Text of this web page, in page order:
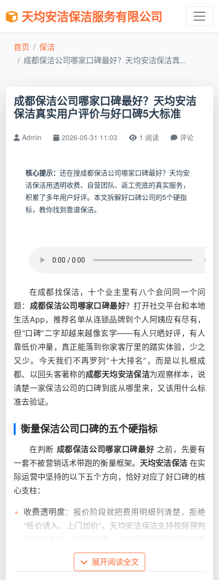
天均安洁保洁服务有限公司
首页
保洁
成都保洁公司哪家口碑最好？天均安洁保洁真...
成都保洁公司哪家口碑最好？天均安洁
保洁真实用户评价与好口碑5大标准
Admin 2026-05-31 11:03 1 阅读 评论
核心提示： 还在搜成都保洁公司哪家口碑最好？天均安
洁保洁用透明收费、自营团队、返工兜底的真实服务，
积累了多年用户好评。本文拆解好口碑公司的5个硬指
标，教你找到靠谱保洁。
在成都找保洁，十个业主里有八个会问同一个问
题： 成都保洁公司哪家口碑最好？打开社交平台和本地
生活App，推荐名单从连锁品牌到个人阿姨应有尽有，
但“口碑”二字却越来越像玄学——有人只晒好评，有人
靠低价冲量，真正能落到你家客厅里的踏实体验，少之
又少。今天我们不再罗列“十大排名”，而是以扎根成
都、以回头客著称的成都天均安洁保洁为观察样本，说
清楚一家保洁公司的口碑到底从哪里来，又该用什么标
准去验证。
衡量保洁公司口碑的五个硬指标
在判断 成都保洁公司哪家口碑最好 之前，先要有
一套不被营销话术带跑的衡量框架。 天均安洁保洁在实
际运营中坚持的以下五个方向，恰好对应了好口碑的核
心支柱：
收费透明度 ：报价阶段就把费用明细列清楚，拒绝
“低价诱入、上门加价”。天均安洁保洁支持视频预判
率最高的信任点。
人员稳定性与归属感：口碑好的公司很少是纯中介撮
展开阅读全文